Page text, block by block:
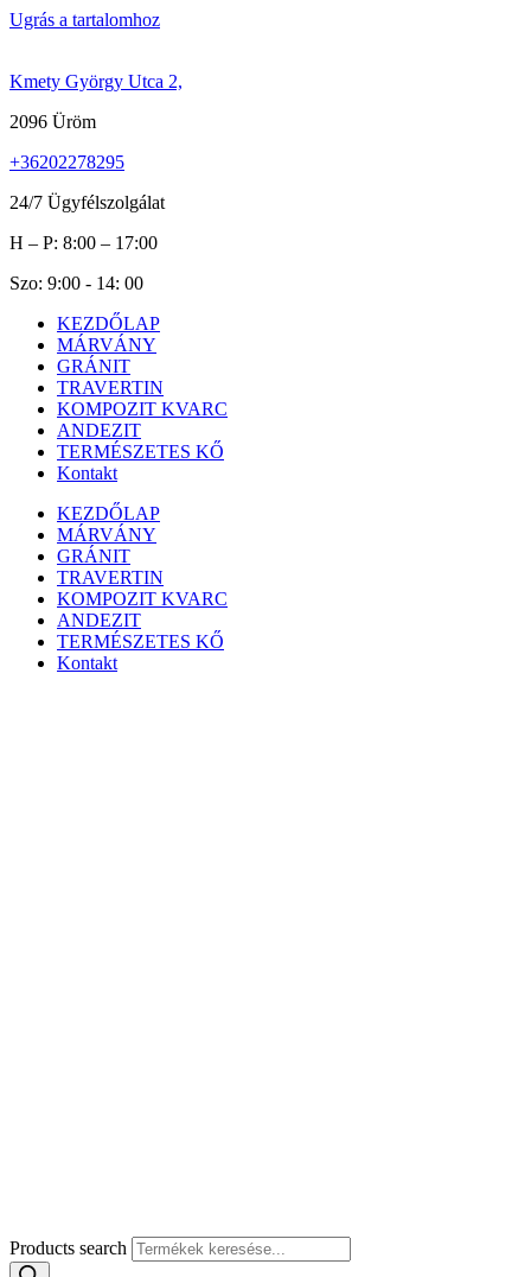
Ugrás a tartalomhoz
Kmety György Utca 2,
2096 Üröm
+36202278295
24/7 Ügyfélszolgálat
H – P: 8:00 – 17:00
Szo: 9:00 - 14: 00
KEZDŐLAP
MÁRVÁNY
GRÁNIT
TRAVERTIN
KOMPOZIT KVARC
ANDEZIT
TERMÉSZETES KŐ
Kontakt
KEZDŐLAP
MÁRVÁNY
GRÁNIT
TRAVERTIN
KOMPOZIT KVARC
ANDEZIT
TERMÉSZETES KŐ
Kontakt
Products search